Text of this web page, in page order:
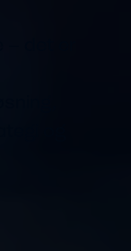
det er
og